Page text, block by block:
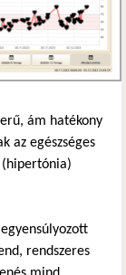
ám hatékony
az egészséges
(hipertónia)
rendszeres